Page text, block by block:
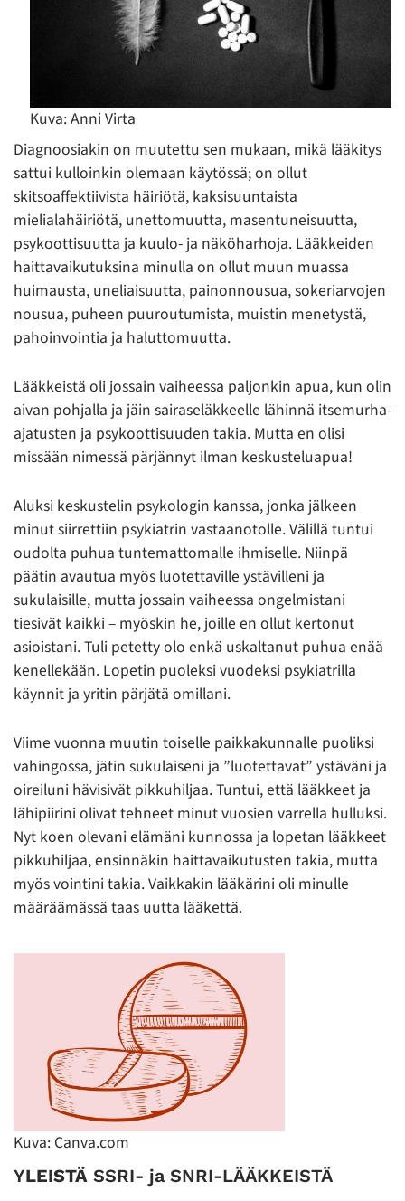
Kuva: Anni Virta
Diagnoosiakin on muutettu sen mukaan, mikä lääkitys
sattui kulloinkin olemaan käytössä; on ollut
skitsoaffektiivista häiriötä, kaksisuuntaista
mielialahäiriötä, unettomuutta, masentuneisuutta,
psykoottisuutta ja kuulo- ja näköharhoja. Lääkkeiden
haittavaikutuksina minulla on ollut muun muassa
huimausta, uneliaisuutta, painonnousua, sokeriarvojen
nousua, puheen puuroutumista, muistin menetystä,
pahoinvointia ja haluttomuutta.
Lääkkeistä oli jossain vaiheessa paljonkin apua, kun olin
aivan pohjalla ja jäin sairaseläkkeelle lähinnä itsemurha-
ajatusten ja psykoottisuuden takia. Mutta en olisi
missään nimessä pärjännyt ilman keskusteluapua!
Aluksi keskustelin psykologin kanssa, jonka jälkeen
minut siirrettiin psykiatrin vastaanotolle. Välillä tuntui
oudolta puhua tuntemattomalle ihmiselle. Niinpä
päätin avautua myös luotettaville ystävilleni ja
sukulaisille, mutta jossain vaiheessa ongelmistani
tiesivät kaikki – myöskin he, joille en ollut kertonut
asioistani. Tuli petetty olo enkä uskaltanut puhua enää
kenellekään. Lopetin puoleksi vuodeksi psykiatrilla
käynnit ja yritin pärjätä omillani.
Viime vuonna muutin toiselle paikkakunnalle puoliksi
vahingossa, jätin sukulaiseni ja ”luotettavat” ystäväni ja
oireiluni hävisivät pikkuhiljaa. Tuntui, että lääkkeet ja
lähipiirini olivat tehneet minut vuosien varrella hulluksi.
Nyt koen olevani elämäni kunnossa ja lopetan lääkkeet
pikkuhiljaa, ensinnäkin haittavaikutusten takia, mutta
myös vointini takia. Vaikkakin lääkärini oli minulle
määräämässä taas uutta lääkettä.
Kuva: Canva.com
YLEISTÄ SSRI- ja SNRI-LÄÄKKEISTÄ